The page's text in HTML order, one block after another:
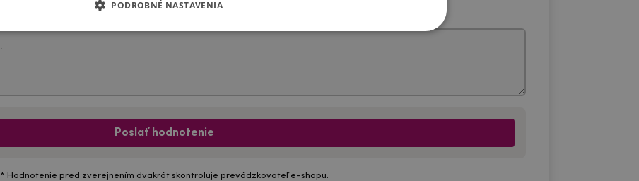
Poslať hodnotenie
* Hodnotenie pred zverejnením dvakrát skontroluje prevádzkovateľ e-shopu.
PODROBNÉ NASTAVENIA